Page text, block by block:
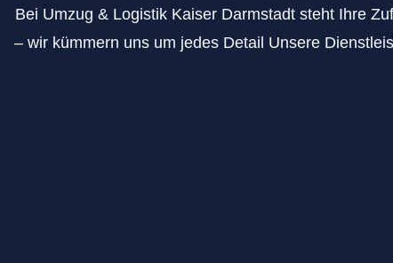
Bei Umzug & Logistik Kaiser Darmstadt steht Ihre
– wir kümmern uns um jedes Detail Unsere